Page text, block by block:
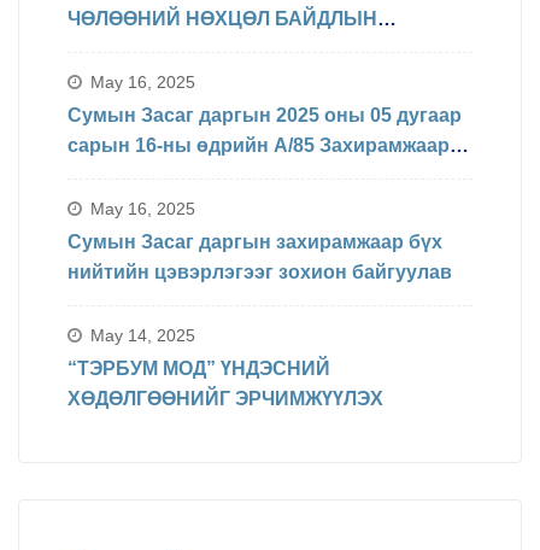
ЧӨЛӨӨНИЙ НӨХЦӨЛ БАЙДЛЫН
May 16, 2025
Сумын Засаг даргын 2025 оны 05 дугаар
сарын 16-ны өдрийн А/85 Захирамжаар
явагдахаар болсон.
May 16, 2025
Сумын Засаг даргын захирамжаар бүх
нийтийн цэвэрлэгээг зохион байгуулав
May 14, 2025
“ТЭРБУМ МОД” ҮНДЭСНИЙ
ХӨДӨЛГӨӨНИЙГ ЭРЧИМЖҮҮЛЭХ